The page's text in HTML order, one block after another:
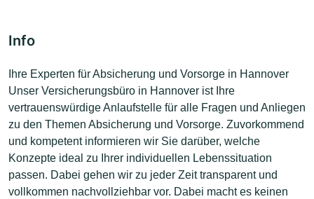
Info
Ihre Experten für Absicherung und Vorsorge in Hannover
Unser Versicherungsbüro in Hannover ist Ihre
vertrauenswürdige Anlaufstelle für alle Fragen und Anliegen
zu den Themen Absicherung und Vorsorge. Zuvorkommend
und kompetent informieren wir Sie darüber, welche
Konzepte ideal zu Ihrer individuellen Lebenssituation
passen. Dabei gehen wir zu jeder Zeit transparent und
vollkommen nachvollziehbar vor. Dabei macht es keinen